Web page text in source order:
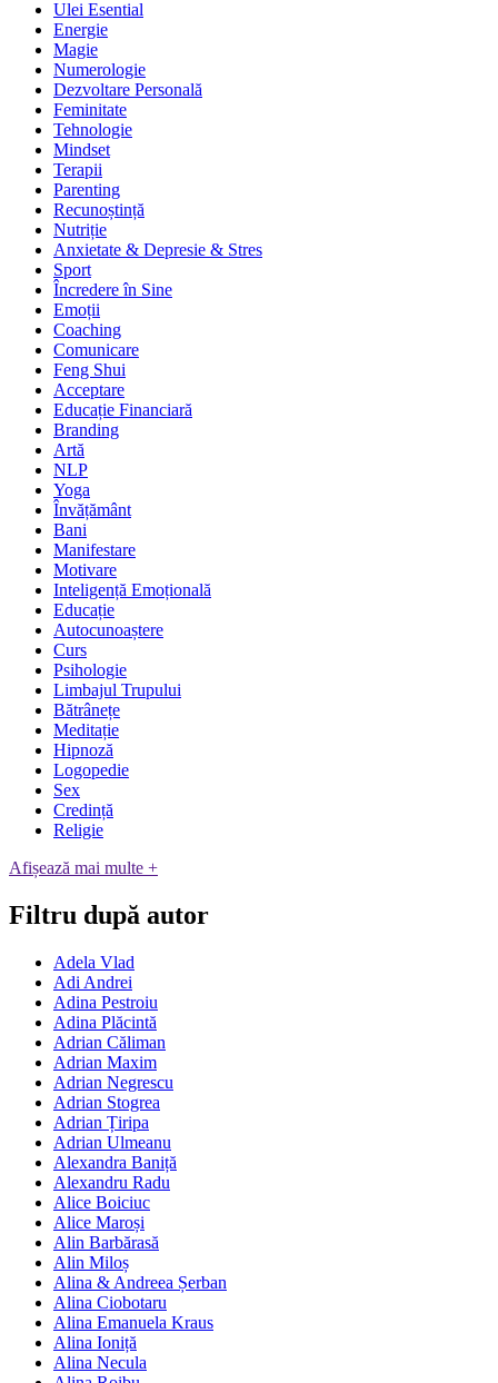
Ulei Esential
Energie
Magie
Numerologie
Dezvoltare Personală
Feminitate
Tehnologie
Mindset
Terapii
Parenting
Recunoștință
Nutriție
Anxietate & Depresie & Stres
Sport
Încredere în Sine
Emoții
Coaching
Comunicare
Feng Shui
Acceptare
Educație Financiară
Branding
Artă
NLP
Yoga
Învățământ
Bani
Manifestare
Motivare
Inteligență Emoțională
Educație
Autocunoaștere
Curs
Psihologie
Limbajul Trupului
Bătrânețe
Meditație
Hipnoză
Logopedie
Sex
Credință
Religie
Afișează mai multe +
Filtru după autor
Adela Vlad
Adi Andrei
Adina Pestroiu
Adina Plăcintă
Adrian Căliman
Adrian Maxim
Adrian Negrescu
Adrian Stogrea
Adrian Țiripa
Adrian Ulmeanu
Alexandra Baniță
Alexandru Radu
Alice Boiciuc
Alice Maroși
Alin Barbărasă
Alin Miloș
Alina & Andreea Șerban
Alina Ciobotaru
Alina Emanuela Kraus
Alina Ioniță
Alina Necula